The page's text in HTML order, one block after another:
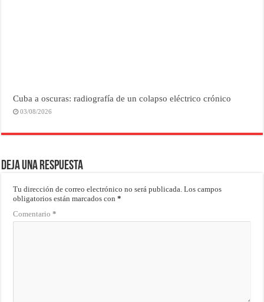
Cuba a oscuras: radiografía de un colapso eléctrico crónico
03/08/2026
Deja una respuesta
Tu dirección de correo electrónico no será publicada. Los campos
obligatorios están marcados con*
Comentario*